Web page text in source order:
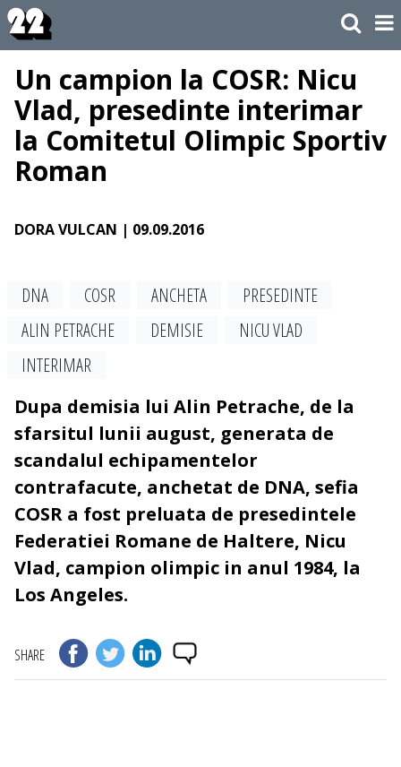
Un campion la COSR: Nicu
Vlad, presedinte interimar
la Comitetul Olimpic Sportiv
Roman
DORA VULCAN | 09.09.2016
DNA COSR ANCHETA
PRESEDINTE
ALIN PETRACHE
DEMISIE
NICU VLAD
INTERIMAR
Dupa demisia lui Alin Petrache, de la
sfarsitul lunii august, generata de
scandalul echipamentelor
contrafacute, anchetat de DNA, sefia
COSR a fost preluata de presedintele
Federatiei Romane de Haltere, Nicu
Vlad, campion olimpic in anul 1984, la
Los Angeles.
SHARE